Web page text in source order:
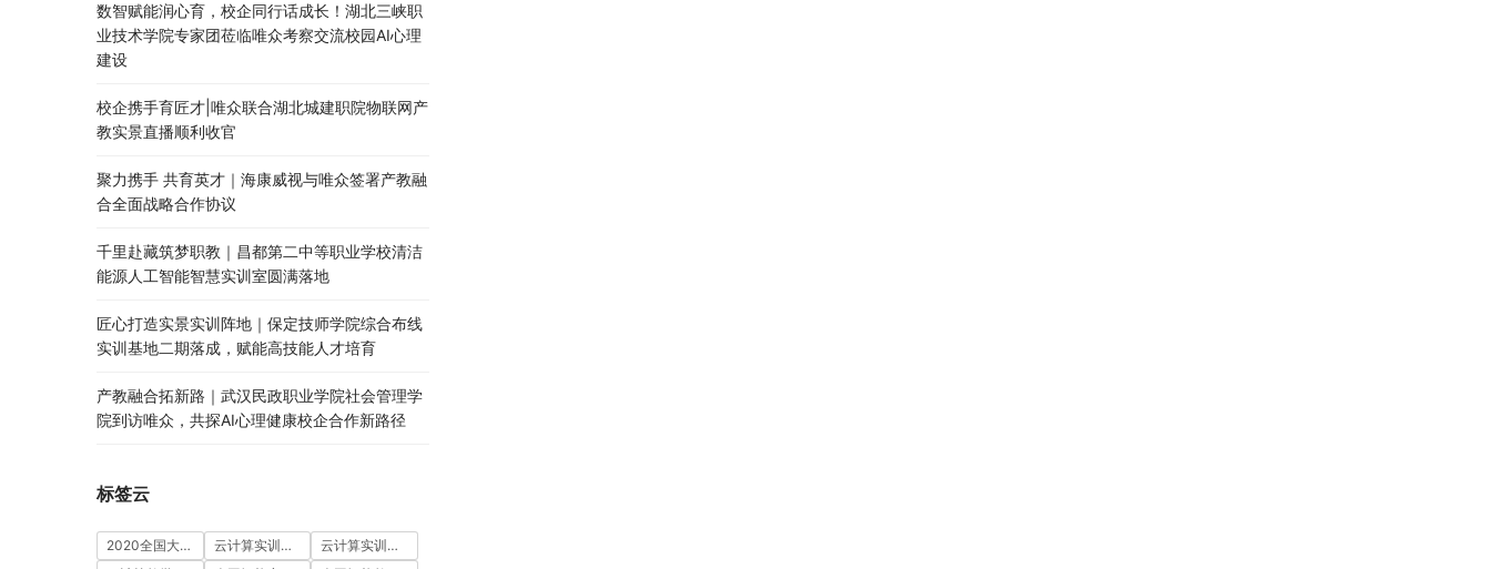
数智赋能润心育，校企同行话成长！湖北三峡职
业技术学院专家团莅临唯众考察交流校园AI心理
建设
校企携手育匠才|唯众联合湖北城建职院物联网产
教实景直播顺利收官
聚力携手 共育英才｜海康威视与唯众签署产教融
合全面战略合作协议
千里赴藏筑梦职教｜昌都第二中等职业学校清洁
能源人工智能智慧实训室圆满落地
匠心打造实景实训阵地｜保定技师学院综合布线
实训基地二期落成，赋能高技能人才培育
产教融合拓新路｜武汉民政职业学院社会管理学
院到访唯众，共探AI心理健康校企合作新路径
标签云
2020全国大学生5G技术及应用大赛 云计算实训室建设方案
云计算实训平台